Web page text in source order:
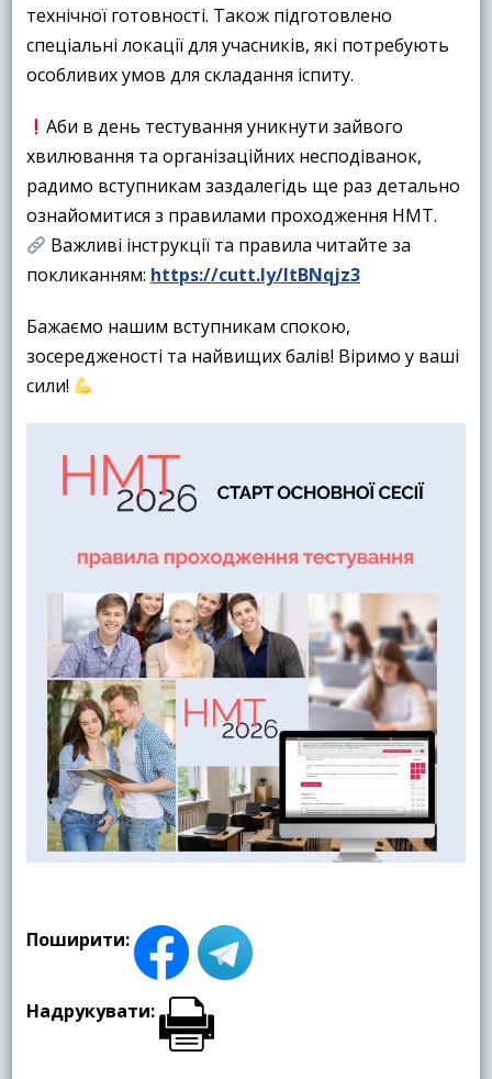
технічної готовності. Також підготовлено
спеціальні локації для учасників, які потребують
особливих умов для складання іспиту.
Аби в день тестування уникнути зайвого
хвилювання та організаційних несподіванок,
радимо вступникам заздалегідь ще раз детально
ознайомитися з правилами проходження НМТ.
Важливі інструкції та правила читайте за
покликанням: https://cutt.ly/ItBNqjz3
Бажаємо нашим вступникам спокою,
зосередженості та найвищих балів! Віримо у ваші
сили!
Поширити:
Надрукувати: